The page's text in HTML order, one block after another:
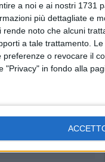
a noi e ai nostri 1731
più dettagliate e
rende noto che alcuni
a tale trattamento.
o revocare il
in fondo alla
su questa disciplina
di esperienze
l'iter per il
del verde